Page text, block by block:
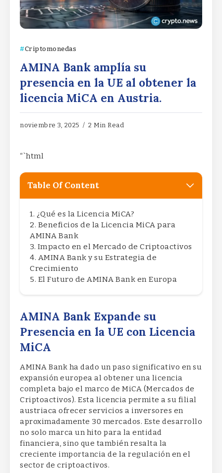
Criptomonedas
AMINA Bank amplía su
presencia en la UE al obtener la
licencia MiCA en Austria.
noviembre 3, 2025 2 Min Read
“`html
Table Of Content
¿Qué es la Licencia MiCA?
Beneficios de la Licencia MiCA para
AMINA Bank
Impacto en el Mercado de Criptoactivos
AMINA Bank y su Estrategia de
Crecimiento
El Futuro de AMINA Bank en Europa
AMINA Bank Expande su
Presencia en la UE con Licencia
MiCA
AMINA Bank ha dado un paso significativo en su
expansión europea al obtener una licencia
completa bajo el marco de MiCA (Mercados de
Criptoactivos). Esta licencia permite a su filial
austriaca ofrecer servicios a inversores en
aproximadamente 30 mercados. Este desarrollo
no solo marca un hito para la entidad
financiera, sino que también resalta la
creciente importancia de la regulación en el
sector de criptoactivos.